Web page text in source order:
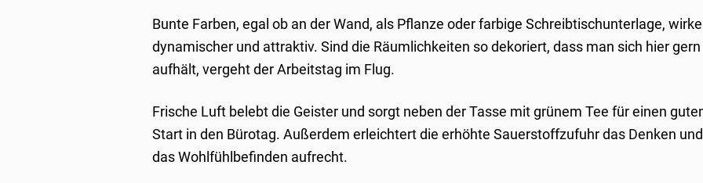
Bunte Farben, egal ob an der Wand, als Pflanze oder farbige Schreibtischunterlage,
dynamischer und attraktiv. Sind die Räumlichkeiten so dekoriert, dass man sich hier gern
aufhält, vergeht der Arbeitstag im Flug.
Frische Luft belebt die Geister und sorgt neben der Tasse mit grünem Tee für einen
Start in den Bürotag. Außerdem erleichtert die erhöhte Sauerstoffzufuhr das Denken
das Wohlfühlbefinden aufrecht.